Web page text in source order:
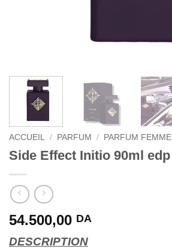
ACCUEIL / PARFUM / PARFUM FEMME
Side Effect Initio 90ml edp
54.500,00 DA
DESCRIPTION